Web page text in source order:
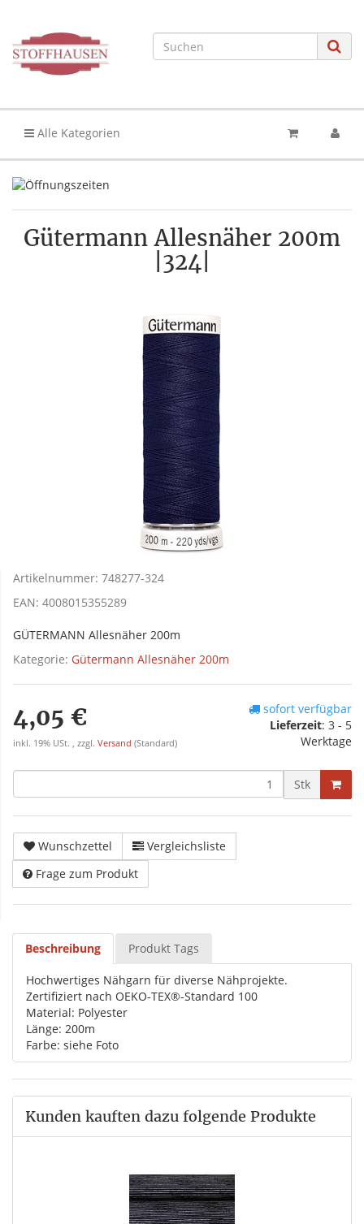
Alle Kategorien
Gütermann Allesnäher 200m
|324|
Artikelnummer: 748277-324
EAN: 4008015355289
GÜTERMANN Allesnäher 200m
Kategorie: Gütermann Allesnäher 200m
4,05 €
inkl. 19% USt. , zzgl. Versand (Standard)
sofort verfügbar
Lieferzeit: 3 - 5
Werktage
Stk
Wunschzettel
Vergleichsliste
Frage zum Produkt
Beschreibung Produkt Tags
Hochwertiges Nähgarn für diverse Nähprojekte.
Zertifiziert nach OEKO-TEX®-Standard 100
Material: Polyester
Länge: 200m
Farbe: siehe Foto
Kunden kauften dazu folgende Produkte